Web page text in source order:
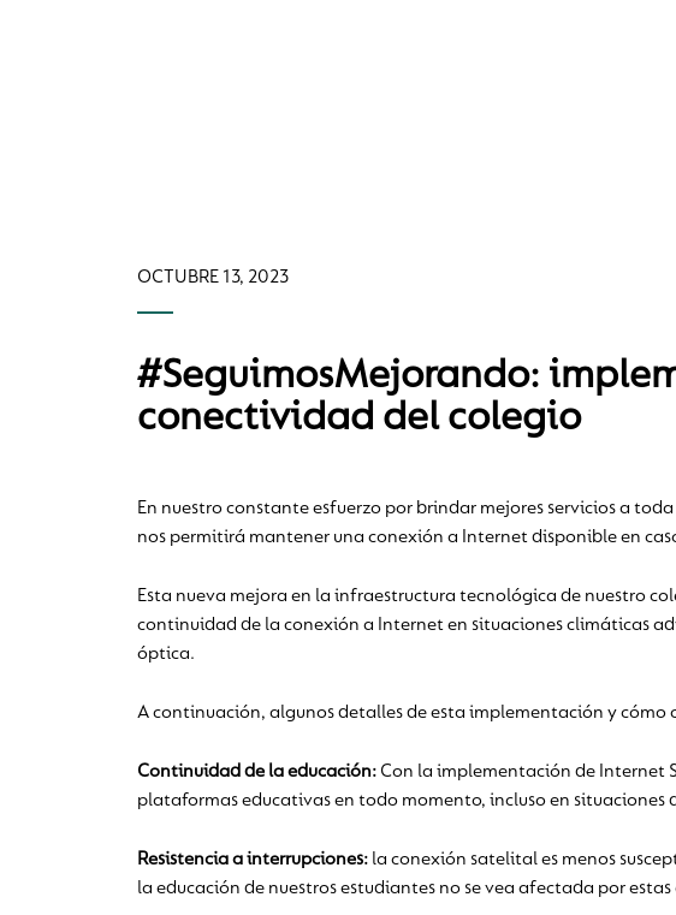
OCTUBRE 13, 2023
#SeguimosMejorando:
conectividad del colegio
En nuestro constante esfuerzo por brindar mejores servicios a
nos permitirá mantener una conexión a Internet disponible en
Esta nueva mejora en la infraestructura tecnológica de nuestro
continuidad de la conexión a Internet en situaciones climáticas
óptica.
A continuación, algunos detalles de esta implementación y
Continuidad de la educación: Con la implementación de Internet
plataformas educativas en todo momento, incluso en situaciones
Resistencia a interrupciones: la conexión satelital es menos
la educación de nuestros estudiantes no se vea afectada por